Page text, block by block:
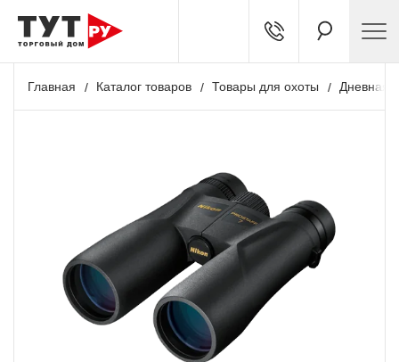
Главная Каталог товаров Товары для охоты Дневная